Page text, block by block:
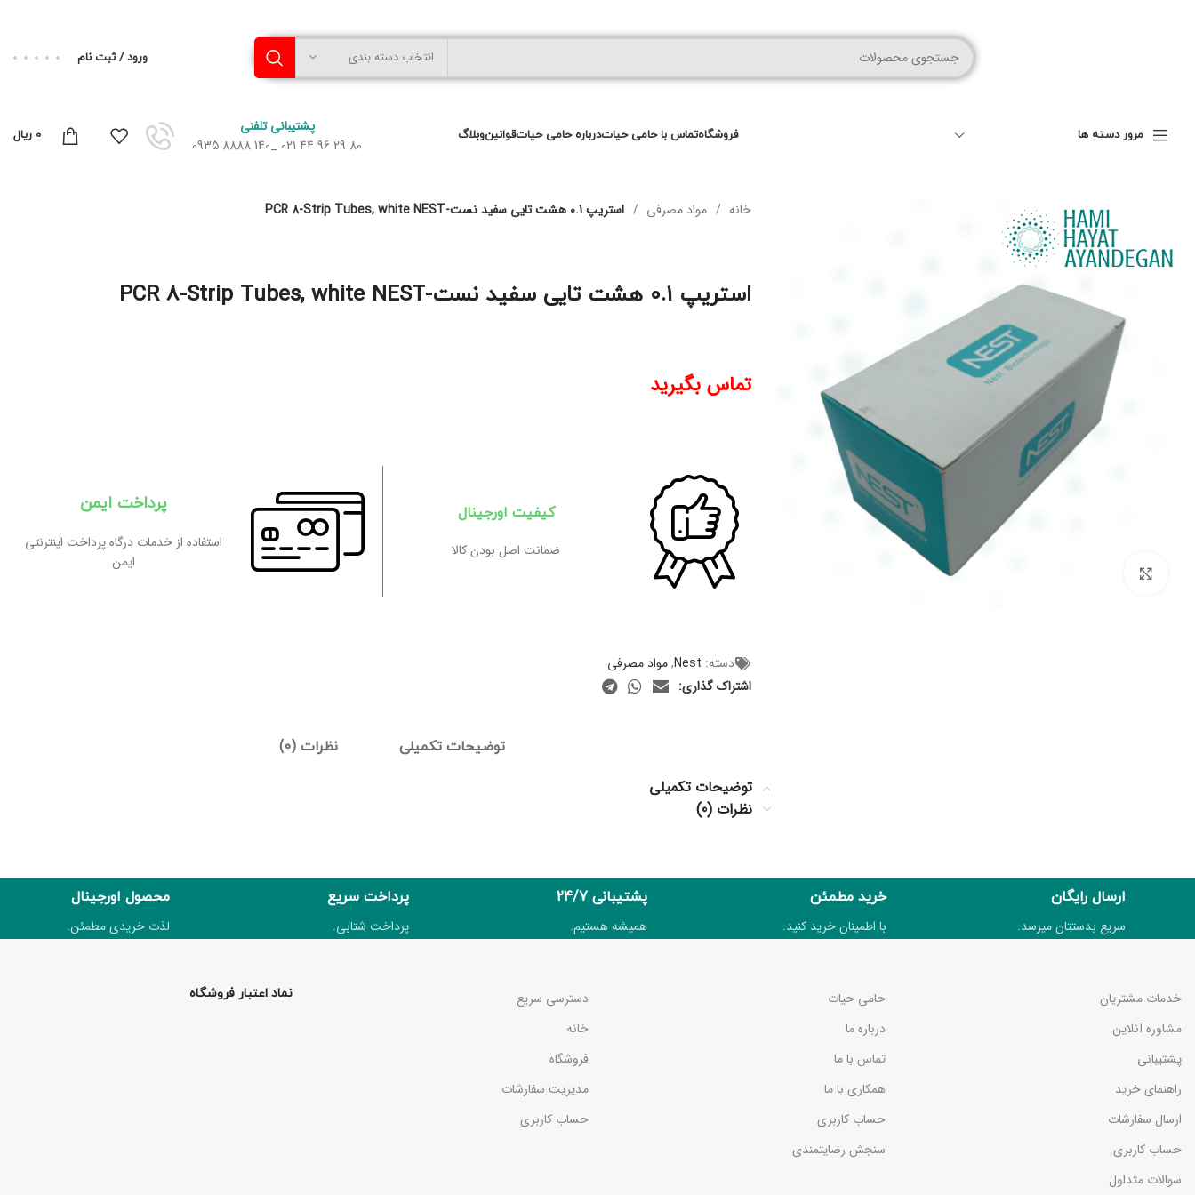
انتخاب دسته بندی ورود / ثبت نام
مرور دسته ها فروشگاهتماس با حامی حیاتدرباره حامی حیاتقوانینوبلاگ
پشتیبانی تلفنی
80 29 96 44 021 _140 8888 0935
0 ریال
خانه مواد مصرفی استریپ 0.1 هشت تایی سفید نست-PCR 8-Strip Tubes, white NEST
استریپ 0.1 هشت تایی سفید نست-PCR 8-Strip Tubes, white NEST
تماس بگیرید
کیفیت اورجینال
ضمانت اصل بودن کالا
پرداخت ایمن
استفاده از خدمات درگاه پرداخت اینترنتی
ایمن
دسته: Nest
,مواد مصرفی
اشتراک گذاری:
توضیحات تکمیلی نظرات (0)
توضیحات تکمیلی
نظرات (0)
ارسال رایگان
سریع بدستتان میرسد.
خرید مطمئن
با اطمینان خرید کنید.
پشتیبانی 24/7
همیشه هستیم.
پرداخت سریع
پرداخت شتابی.
محصول اورجینال
لذت خریدی مطمئن.
خدمات مشتریان
مشاوره آنلاین
پشتیبانی
راهنمای خرید
ارسال سفارشات
حساب کاربری
سوالات متداول
حامی حیات
درباره ما
تماس با ما
همکاری با ما
حساب کاربری
سنجش رضایتمندی
دسترسی سریع
خانه
فروشگاه
مدیریت سفارشات
حساب کاربری
نماد اعتبار فروشگاه